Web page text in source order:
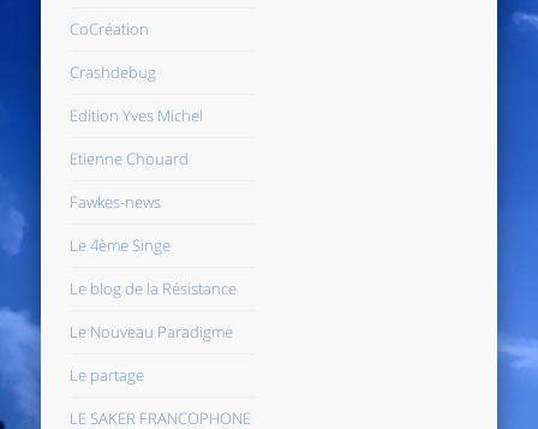
CoCréation
Crashdebug
Edition Yves Michel
Etienne Chouard
Fawkes-news
Le 4ème Singe
Le blog de la Résistance
Le Nouveau Paradigme
Le partage
LE SAKER FRANCOPHONE